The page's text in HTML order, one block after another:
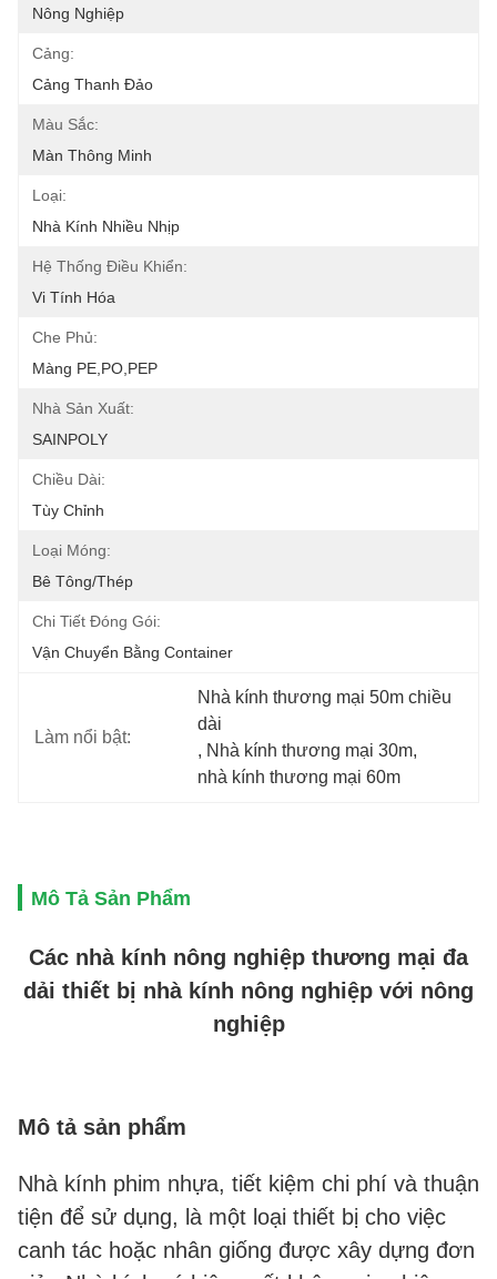
Nông Nghiệp
Cảng:
Cảng Thanh Đảo
Màu Sắc:
Màn Thông Minh
Loại:
Nhà Kính Nhiều Nhịp
Hệ Thống Điều Khiển:
Vi Tính Hóa
Che Phủ:
Màng PE,PO,PEP
Nhà Sản Xuất:
SAINPOLY
Chiều Dài:
Tùy Chỉnh
Loại Móng:
Bê Tông/thép
Chi Tiết Đóng Gói:
Vận Chuyển Bằng Container
Làm nổi bật:
Nhà kính thương mại 50m chiều
dài
, Nhà kính thương mại 30m,
nhà kính thương mại 60m
Mô Tả Sản Phẩm
Các nhà kính nông nghiệp thương mại đa
dải thiết bị nhà kính nông nghiệp với nông
nghiệp
Mô tả sản phẩm
Nhà kính phim nhựa, tiết kiệm chi phí và thuận
tiện để sử dụng, là một loại thiết bị cho việc
canh tác hoặc nhân giống được xây dựng đơn